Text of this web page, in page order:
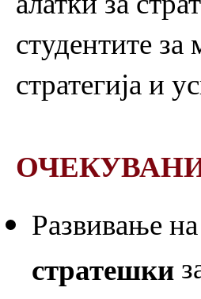
студентите
стратегија и
Развивање на
стратешки